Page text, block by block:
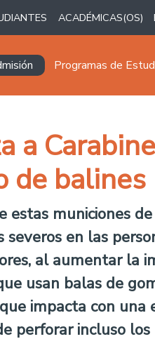
ACADÉMICAS(OS)
principal
Programas de
a
de balines
municiones
en las
al aumentar la
usan balas de
impacta con
perforar incluso